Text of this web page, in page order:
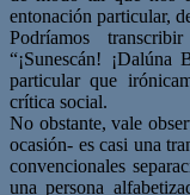
entonación particular,
Podríamos
“¡Sunescán!
particular que
crítica social.
No obstante, vale
ocasión- es casi una
convencionales
una persona